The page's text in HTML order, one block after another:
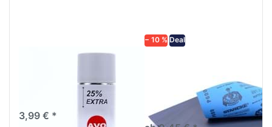
3,99 € *
− 10 % Deal
diversen Körnungen
Nass-Schleifpapier zur nass
und trocken anwendung